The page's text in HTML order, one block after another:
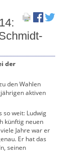
der
den Wahlen
aktiven
so weit: Ludwig
künftig neuen
Jahre war er
Er hat das
seinen